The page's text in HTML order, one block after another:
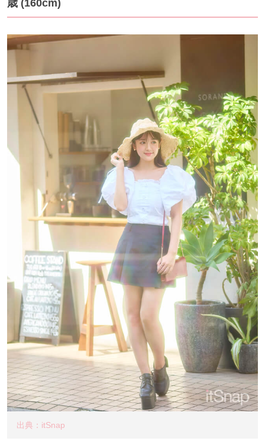
歳 (160cm)
出典：itSnap